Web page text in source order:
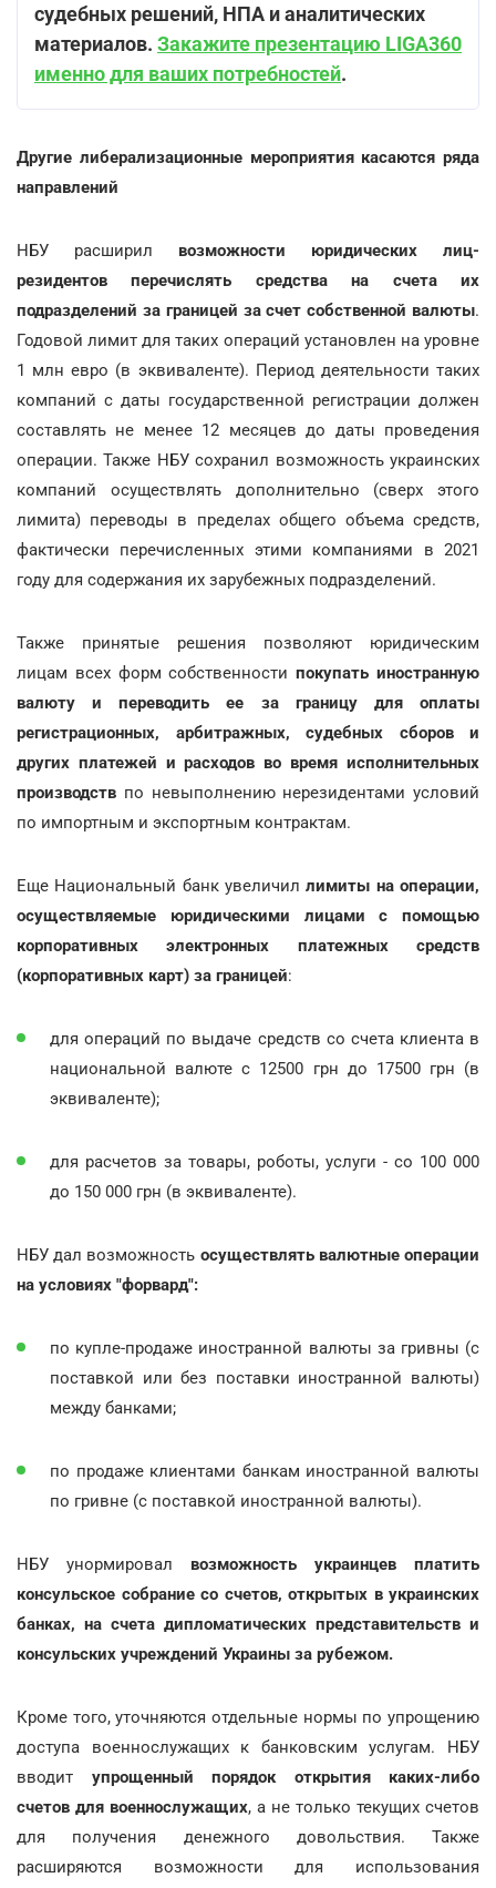
судебных решений, НПА и аналитических
материалов. Закажите презентацию LIGA360
именно для ваших потребностей.
Другие либерализационные мероприятия касаются ряда
направлений
НБУ расширил возможности юридических лиц-
резидентов перечислять средства на счета их
подразделений за границей за счет собственной валюты.
Годовой лимит для таких операций установлен на уровне
1 млн евро (в эквиваленте). Период деятельности таких
компаний с даты государственной регистрации должен
составлять не менее 12 месяцев до даты проведения
операции. Также НБУ сохранил возможность украинских
компаний осуществлять дополнительно (сверх этого
лимита) переводы в пределах общего объема средств,
фактически перечисленных этими компаниями в 2021
году для содержания их зарубежных подразделений.
Также принятые решения позволяют юридическим
лицам всех форм собственностипокупать иностранную
валюту и переводить ее за границу для оплаты
регистрационных, арбитражных, судебных сборов и
других платежей и расходов во время исполнительных
производств по невыполнению нерезидентами условий
по импортным и экспортным контрактам.
Еще Национальный банк увеличиллимиты на операции,
осуществляемые юридическими лицами с помощью
корпоративных электронных платежных средств
(корпоративных карт) за границей:
для операций по выдаче средств со счета клиента в
национальной валюте с 12500 грн до 17500 грн (в
эквиваленте);
для расчетов за товары, роботы, услуги - со 100 000
до 150 000 грн (в эквиваленте).
НБУ дал возможность осуществлять валютные операции
на условиях "форвард":
по купле-продаже иностранной валюты за гривны (с
поставкой или без поставки иностранной валюты)
между банками;
по продаже клиентами банкам иностранной валюты
по гривне (с поставкой иностранной валюты).
НБУ унормировал возможность украинцев платить
консульское собрание со счетов, открытых в украинских
банках, на счета дипломатических представительств и
консульских учреждений Украины за рубежом.
Кроме того, уточняются отдельные нормы по упрощению
доступа военнослужащих к банковским услугам. НБУ
вводит упрощенный порядок открытия каких-либо
счетов для военнослужащих, а не только текущих счетов
для получения денежного довольствия. Также
расширяются возможности для использования